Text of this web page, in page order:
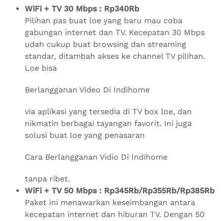
WiFi + TV 30 Mbps : Rp340Rb
Pilihan pas buat loe yang baru mau coba
gabungan internet dan TV. Kecepatan 30 Mbps
udah cukup buat browsing dan streaming
standar, ditambah akses ke channel TV pilihan.
Loe bisa
Berlangganan Video Di Indihome
via aplikasi yang tersedia di TV box loe, dan
nikmatin berbagai tayangan favorit. Ini juga
solusi buat loe yang penasaran
Cara Berlangganan Vidio Di Indihome
tanpa ribet.
WiFi + TV 50 Mbps : Rp345Rb/Rp355Rb/Rp385Rb
Paket ini menawarkan keseimbangan antara
kecepatan internet dan hiburan TV. Dengan 50